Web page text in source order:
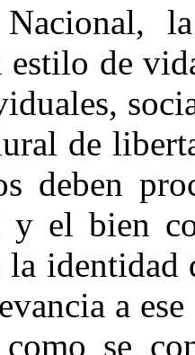
de
de
deben
y el bien
la
a
como se